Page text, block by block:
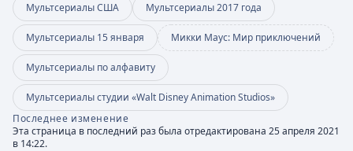
Мультсериалы США Мультсериалы 2017 года
Мультсериалы 15 января Микки Маус: Мир приключений
Мультсериалы по алфавиту
Мультсериалы студии «Walt Disney Animation Studios»
Последнее изменение
Эта страница в последний раз была отредактирована 25 апреля 2021
в 14:22.